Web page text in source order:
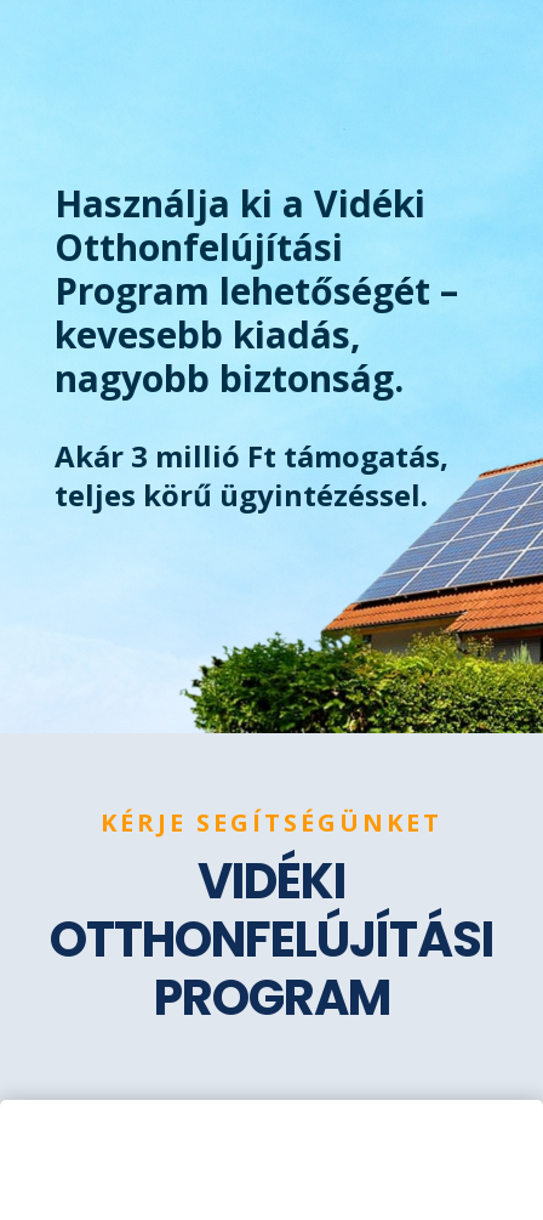
Használja ki a Vidéki
Otthonfelújítási
Program lehetőségét –
kevesebb kiadás,
nagyobb biztonság.
Akár 3 millió Ft támogatás,
teljes körű ügyintézéssel.
KÉRJE SEGÍTSÉGÜNKET
VIDÉKI
OTTHONFELÚJÍTÁSI
PROGRAM